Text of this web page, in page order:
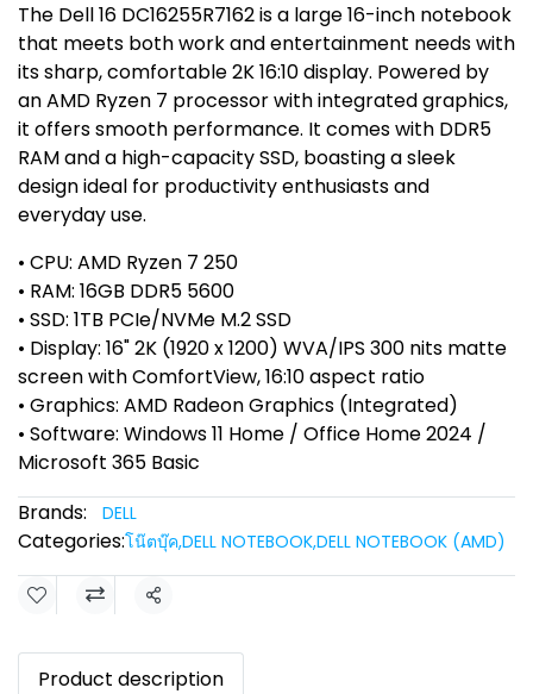
The Dell 16 DC16255R7162 is a large 16-inch notebook
that meets both work and entertainment needs with
its sharp, comfortable 2K 16:10 display. Powered by
an AMD Ryzen 7 processor with integrated graphics,
it offers smooth performance. It comes with DDR5
RAM and a high-capacity SSD, boasting a sleek
design ideal for productivity enthusiasts and
everyday use.
• CPU: AMD Ryzen 7 250
• RAM: 16GB DDR5 5600
• SSD: 1TB PCIe/NVMe M.2 SSD
• Display: 16" 2K (1920 x 1200) WVA/IPS 300 nits matte
screen with ComfortView, 16:10 aspect ratio
• Graphics: AMD Radeon Graphics (Integrated)
• Software: Windows 11 Home / Office Home 2024 /
Microsoft 365 Basic
Brands:
DELL
Categories:โน๊ตบุ๊ค,DELL NOTEBOOK,DELL NOTEBOOK (AMD)
Share
Product description